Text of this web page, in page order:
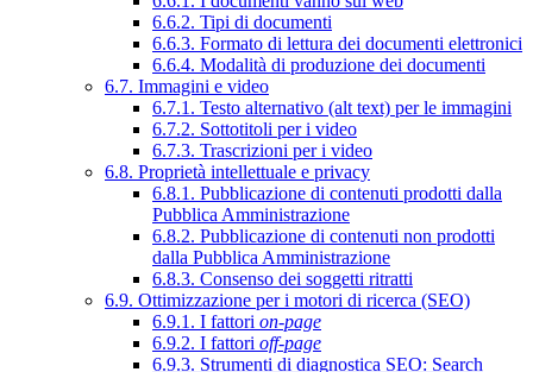
6.6.2. Tipi di documenti
6.6.3. Formato di lettura dei documenti elettronici
6.6.4. Modalità di produzione dei documenti
6.7. Immagini e video
6.7.1. Testo alternativo (alt text) per le immagini
6.7.2. Sottotitoli per i video
6.7.3. Trascrizioni per i video
6.8. Proprietà intellettuale e privacy
6.8.1. Pubblicazione di contenuti prodotti dalla
Pubblica Amministrazione
6.8.2. Pubblicazione di contenuti non prodotti
dalla Pubblica Amministrazione
6.8.3. Consenso dei soggetti ritratti
6.9. Ottimizzazione per i motori di ricerca (SEO)
6.9.1. I fattori on-page
6.9.2. I fattori off-page
6.9.3. Strumenti di diagnostica SEO: Search